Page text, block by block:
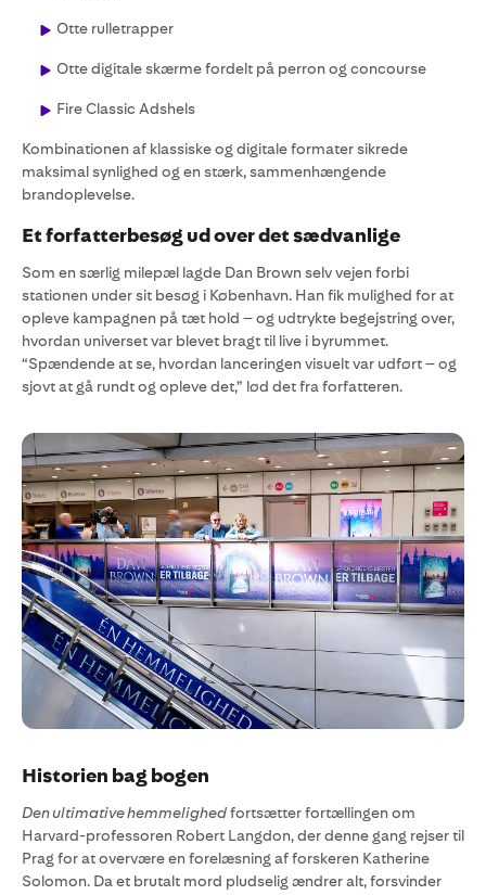
Otte rulletrapper
Otte digitale skærme fordelt på perron og concourse
Fire Classic Adshels
Kombinationen af klassiske og digitale formater sikrede
maksimal synlighed og en stærk, sammenhængende
brandoplevelse.
Et forfatterbesøg ud over det sædvanlige
Som en særlig milepæl lagde Dan Brown selv vejen forbi
stationen under sit besøg i København. Han fik mulighed for at
opleve kampagnen på tæt hold – og udtrykte begejstring over,
hvordan universet var blevet bragt til live i byrummet.
“Spændende at se, hvordan lanceringen visuelt var udført – og
sjovt at gå rundt og opleve det,” lød det fra forfatteren.
Historien bag bogen
Den ultimative hemmelighedfortsætter fortællingen om
Harvard-professoren Robert Langdon, der denne gang rejser til
Prag for at overvære en forelæsning af forskeren Katherine
Solomon. Da et brutalt mord pludselig ændrer alt, forsvinder